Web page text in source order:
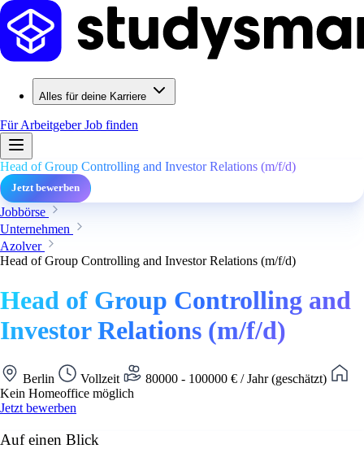
Alles für deine Karriere
Für ArbeitgeberJob finden
Head of Group Controlling and Investor Relations (m/f/d)
Jetzt bewerben
Jobbörse
Unternehmen
Azolver
Head of Group Controlling and Investor Relations (m/f/d)
Head of Group Controlling and
Investor Relations (m/f/d)
Berlin Vollzeit
80000 - 100000 € / Jahr (geschätzt)
Kein Homeoffice möglich
Jetzt bewerben
Auf einen Blick